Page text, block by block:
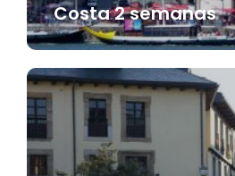
Costa 2 semanas